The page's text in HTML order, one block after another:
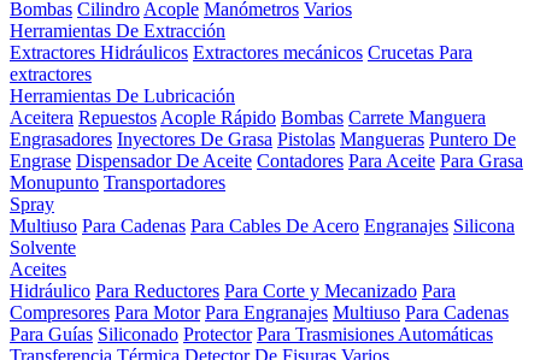
Bombas Cilindro Acople Manómetros Varios
Herramientas De Extracción
Extractores Hidráulicos Extractores mecánicos Crucetas Para
extractores
Herramientas De Lubricación
Aceitera Repuestos Acople Rápido Bombas Carrete Manguera
Engrasadores Inyectores De Grasa Pistolas Mangueras Puntero De
Engrase Dispensador De Aceite Contadores Para Aceite Para Grasa
Monupunto Transportadores
Spray
Multiuso Para Cadenas Para Cables De Acero Engranajes Silicona
Solvente
Aceites
Hidráulico Para Reductores Para Corte y Mecanizado Para
Compresores Para Motor Para Engranajes Multiuso Para Cadenas
Para Guías Siliconado Protector Para Trasmisiones Automáticas
Transferencia Térmica Detector De Fisuras Varios